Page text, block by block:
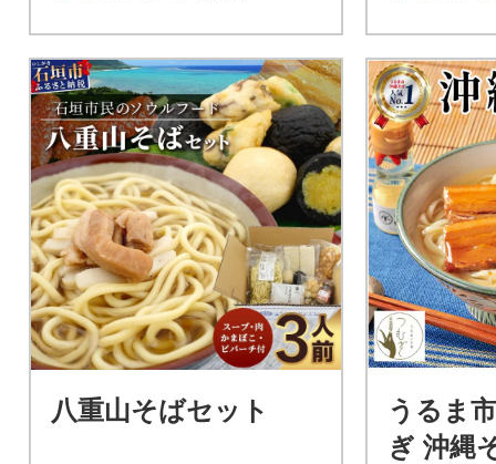
八重山そばセット
うるま
ぎ 沖縄